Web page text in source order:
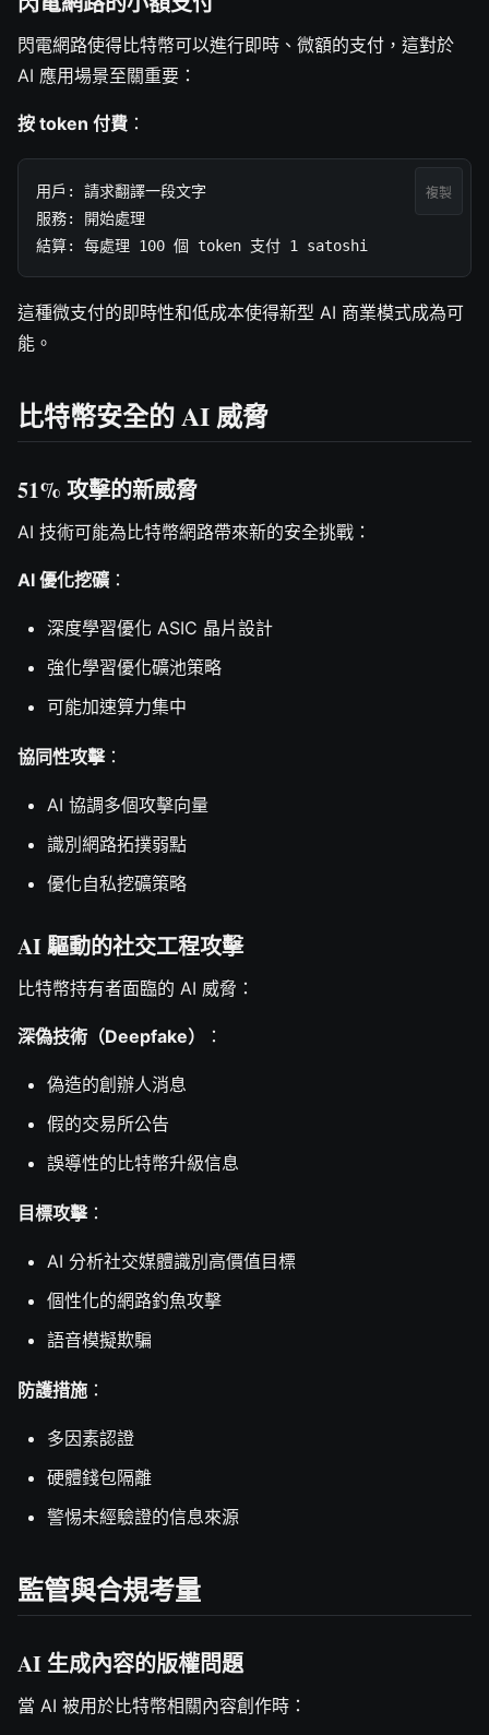
閃電網路使得比特幣可以進行即時、微額的支付，這對於
AI 應用場景至關重要：
按 token 付費 ：
用戶: 請求翻譯一段文字
服務: 開始處理
結算: 每處理 100 個 token 支付 1 satoshi
複製
這種微支付的即時性和低成本使得新型 AI 商業模式成為可
能。
比特幣安全的 AI 威脅
51% 攻擊的新威脅
AI 技術可能為比特幣網路帶來新的安全挑戰：
AI 優化挖礦 ：
深度學習優化 ASIC 晶片設計
強化學習優化礦池策略
可能加速算力集中
協同性攻擊：
AI 協調多個攻擊向量
識別網路拓撲弱點
優化自私挖礦策略
AI 驅動的社交工程攻擊
比特幣持有者面臨的 AI 威脅：
深偽技術（Deepfake） ：
偽造的創辦人消息
假的交易所公告
誤導性的比特幣升級信息
目標攻擊：
AI 分析社交媒體識別高價值目標
個性化的網路釣魚攻擊
語音模擬欺騙
防護措施 ：
多因素認證
硬體錢包隔離
警惕未經驗證的信息來源
監管與合規考量
AI 生成內容的版權問題
當 AI 被用於比特幣相關內容創作時：